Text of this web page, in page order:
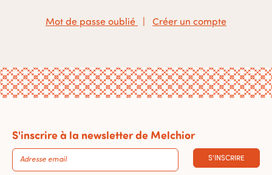
Mot de passe oublié Créer un compte
S'inscrire à la newsletter de Melchior
S'INSCRIRE